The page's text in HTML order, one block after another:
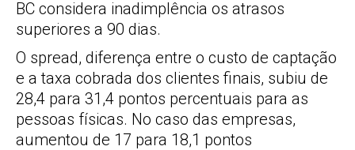
BC considera inadimplência os atrasos
superiores a 90 dias.
O spread, diferença entre o custo de captação
e a taxa cobrada dos clientes finais, subiu de
28,4 para 31,4 pontos percentuais para as
pessoas físicas. No caso das empresas,
aumentou de 17 para 18,1 pontos